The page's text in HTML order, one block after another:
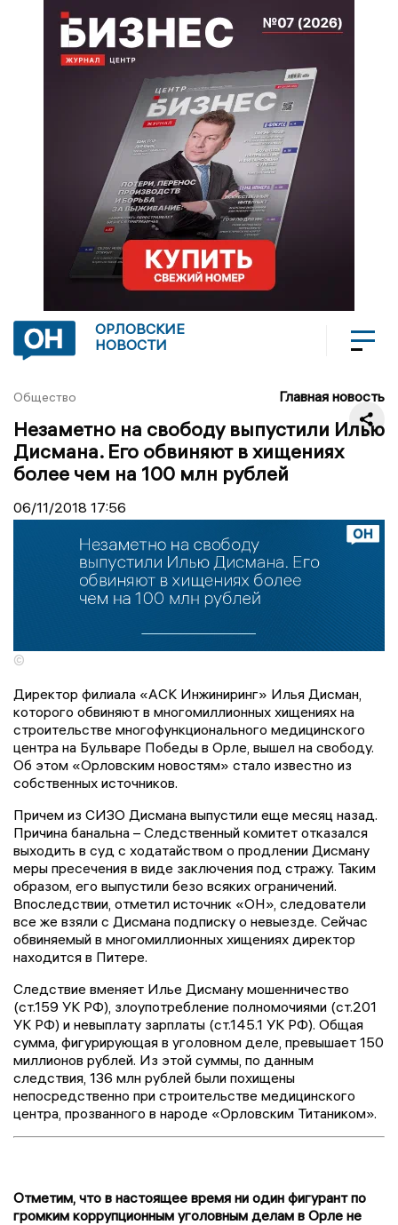
ОРЛОВСКИЕ
НОВОСТИ
Общество Главная новость
Незаметно на свободу выпустили Илью
Дисмана. Его обвиняют в хищениях
более чем на 100 млн рублей
06/11/2018 17:56
©
Директор филиала «АСК Инжиниринг» Илья Дисман,
которого обвиняют в многомиллионных хищениях на
строительстве многофункционального медицинского
центра на Бульваре Победы в Орле, вышел на свободу.
Об этом «Орловским новостям» стало известно из
собственных источников.
Причем из СИЗО Дисмана выпустили еще месяц назад.
Причина банальна – Следственный комитет отказался
выходить в суд с ходатайством о продлении Дисману
меры пресечения в виде заключения под стражу. Таким
образом, его выпустили безо всяких ограничений.
Впоследствии, отметил источник «ОН», следователи
все же взяли с Дисмана подписку о невыезде. Сейчас
обвиняемый в многомиллионных хищениях директор
находится в Питере.
Следствие вменяет Илье Дисману мошенничество
(ст.159 УК РФ), злоупотребление полномочиями (ст.201
УК РФ) и невыплату зарплаты (ст.145.1 УК РФ). Общая
сумма, фигурирующая в уголовном деле, превышает 150
миллионов рублей. Из этой суммы, по данным
следствия, 136 млн рублей были похищены
непосредственно при строительстве медицинского
центра, прозванного в народе «Орловским Титаником».
Отметим, что в настоящее время ни один фигурант по
громким коррупционным уголовным делам в Орле не